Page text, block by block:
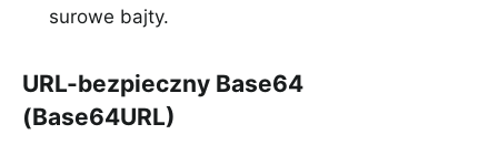
surowe bajty.
URL-bezpieczny Base64
(Base64URL)